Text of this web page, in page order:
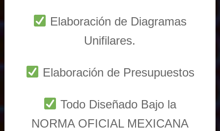
Elaboración de Diagramas
Unifilares.
Elaboración de Presupuestos
Todo Diseñado Bajo la
NORMA OFICIAL MEXICANA